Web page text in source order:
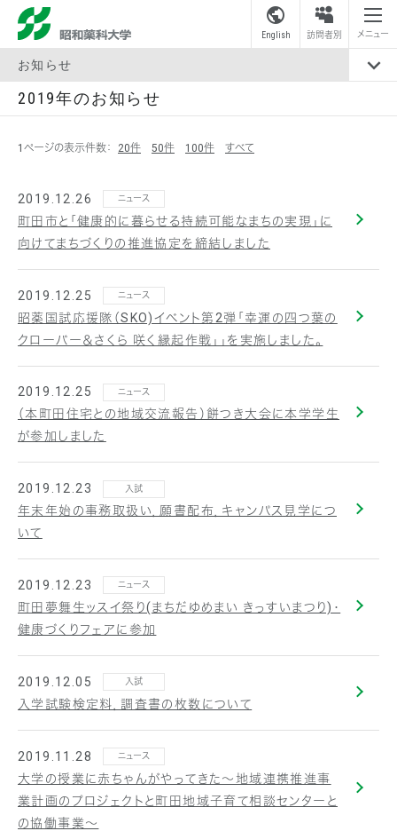
English 訪問者別 メニュー
2019年のお知らせ
1ページの表示件数： 20件 50件 100件 すべて
2019.12.26 ニュース
町田市と「健康的に暮らせる持続可能なまちの実現」に
向けてまちづくりの推進協定を締結しました
2019.12.25 ニュース
昭薬国試応援隊（SKO)イベント第2弾「幸運の四つ葉の
クローバー＆さくら 咲く縁起作戦」」を実施しました。
2019.12.25 ニュース
（本町田住宅との地域交流報告）餅つき大会に本学学生
が参加しました
2019.12.23 入試
年末年始の事務取扱い，願書配布，キャンパス見学につ
いて
2019.12.23 ニュース
町田夢舞生ッスイ祭り(まちだゆめまい きっすいまつり)・
健康づくりフェアに参加
2019.12.05 入試
入学試験検定料，調査書の枚数について
2019.11.28 ニュース
大学の授業に赤ちゃんがやってきた～地域連携推進事
業計画のプロジェクトと町田地域子育て相談センターと
の協働事業～
お知らせ